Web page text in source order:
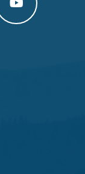
tab)(opens in a